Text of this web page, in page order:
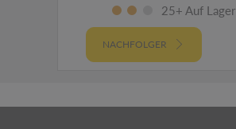
25+ Auf Lager
NACHFOLGER